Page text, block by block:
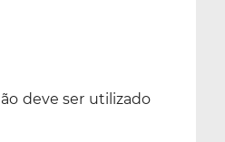
deve ser utilizado